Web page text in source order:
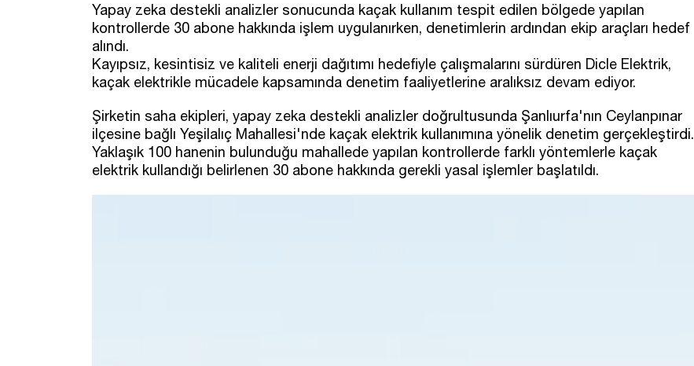
Yapay zeka destekli analizler sonucunda kaçak kullanım tespit edilen bölgede yapılan
kontrollerde 30 abone hakkında işlem uygulanırken, denetimlerin ardından ekip araçları hedef
alındı.
Kayıpsız, kesintisiz ve kaliteli enerji dağıtımı hedefiyle çalışmalarını sürdüren Dicle Elektrik,
kaçak elektrikle mücadele kapsamında denetim faaliyetlerine aralıksız devam ediyor.
Şirketin saha ekipleri, yapay zeka destekli analizler doğrultusunda Şanlıurfa'nın Ceylanpınar
ilçesine bağlı Yeşilalıç Mahallesi'nde kaçak elektrik kullanımına yönelik denetim gerçekleştirdi.
Yaklaşık 100 hanenin bulunduğu mahallede yapılan kontrollerde farklı yöntemlerle kaçak
elektrik kullandığı belirlenen 30 abone hakkında gerekli yasal işlemler başlatıldı.